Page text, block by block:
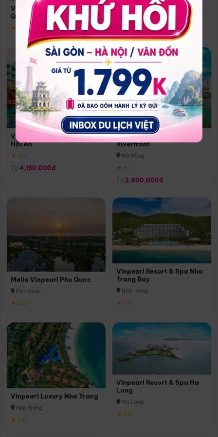
Vinpearl Resort & Spa Phu
Quoc
★ 5.0
Quoc
Phú Quốc
★ 5.0
Vinpearl Resort & Golf Nam
Hội An
★ 5.0
Từ 4,150,000đ
Melia Vinpearl Danang
Riverfront
Đà Nẵng
★ 5.0
Từ 2,400,000đ
Melia Vinpearl Phu Quoc
Phú Quốc
★ 5.0
Vinpearl Resort & Spa Nha
Trang Bay
Nha Trang
★ 5.0
Vinpearl Luxury Nha Trang
Nha Trang
★ 5.0
Vinpearl Resort & Spa Ha
Long
Hạ Long
★ 5.0